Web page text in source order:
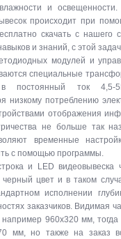
и
происходит при
скачать с
и знаний, с этой
модулей и
специальные
ток 4,5-
низкому потреблению
отображения
не больше так
временные
с помощью программы.
и LED видеовывеска
цвет и в таком
исполнении
заказчиков. Видимая
960х320 мм,
мм, но также на заказ